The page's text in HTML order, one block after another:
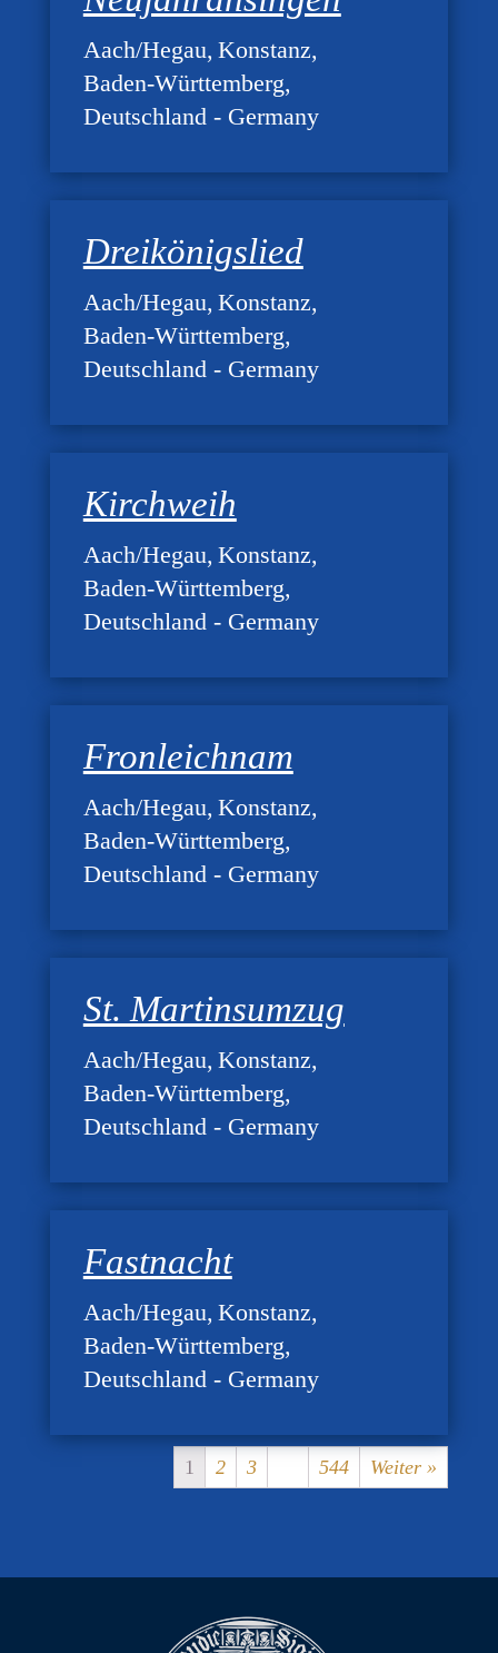
Aach/Hegau Konstanz
Baden-Württemberg
Deutschland - Germany
Dreikönigslied
Aach/Hegau Konstanz
Baden-Württemberg
Deutschland - Germany
Kirchweih
Aach/Hegau Konstanz
Baden-Württemberg
Deutschland - Germany
Fronleichnam
Aach/Hegau Konstanz
Baden-Württemberg
Deutschland - Germany
St. Martinsumzug
Aach/Hegau Konstanz
Baden-Württemberg
Deutschland - Germany
Fastnacht
Aach/Hegau Konstanz
Baden-Württemberg
Deutschland - Germany
1 2 3 544 Weiter »